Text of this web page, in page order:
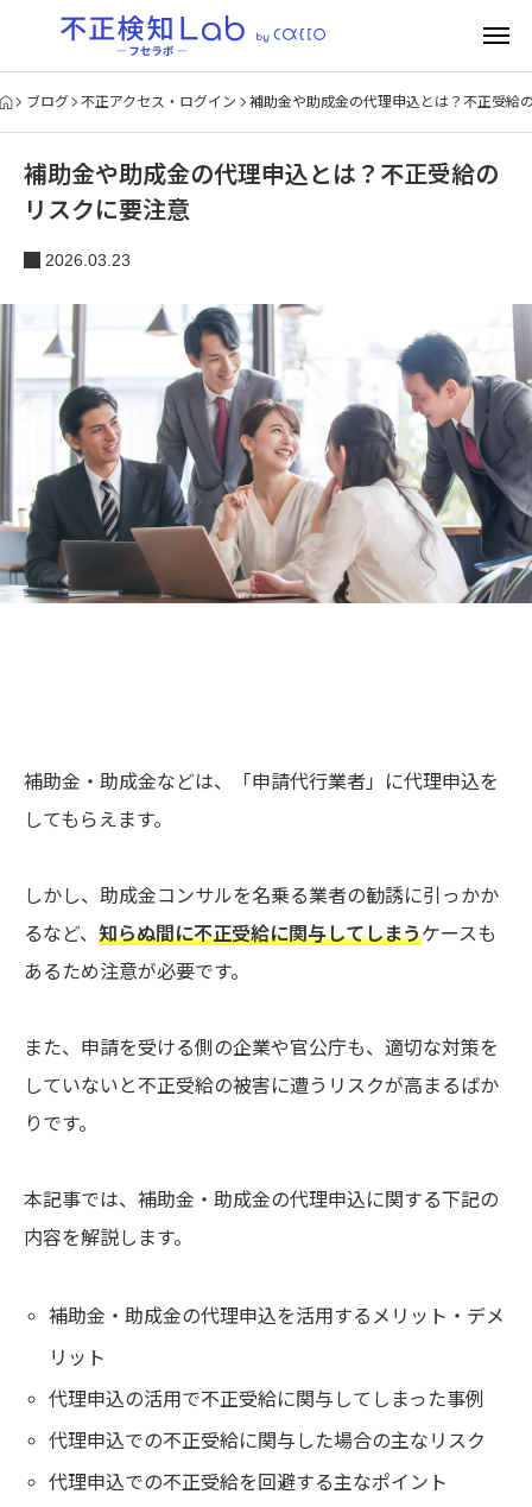
ブログ 不正アクセス・ログイン 補助金や助成金の代理申込とは？不正受給
補助金や助成金の代理申込とは？不正受給の
リスクに要注意
2026.03.23
補助金・助成金などは、「申請代行業者」に代理申込を
してもらえます。
しかし、助成金コンサルを名乗る業者の勧誘に引っかか
るなど、 知らぬ間に不正受給に関与してしまうケースも
あるため注意が必要です。
また、申請を受ける側の企業や官公庁も、適切な対策を
していないと不正受給の被害に遭うリスクが高まるばか
りです。
本記事では、補助金・助成金の代理申込に関する下記の
内容を解説します。
補助金・助成金の代理申込を活用するメリット・デメ
リット
代理申込の活用で不正受給に関与してしまった事例
代理申込での不正受給に関与した場合の主なリスク
代理申込での不正受給を回避する主なポイント